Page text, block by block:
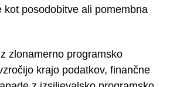
kot posodobitve ali pomembna
zlonamerno programsko
krajo podatkov, finančne